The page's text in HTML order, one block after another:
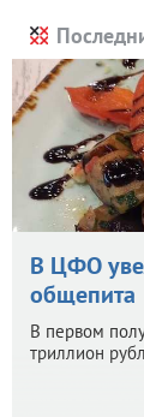
В ЦФО
общепита
В первом
триллион